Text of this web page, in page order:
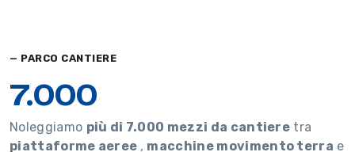
— PARCO CANTIERE
7.000
Noleggiamo più di 7.000 mezzi da cantiere tra
piattaforme aeree , macchine movimento terra e